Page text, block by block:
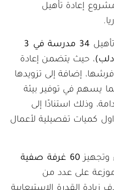
إعادة تأهيل
34 مدرسة في 3
، حيث يتضمن إعادة
إضافة إلى تزويدها
يسهم في توفير بيئة
وذلك استنادًا إلى
كميات تفصيلية لأعمال
60 غرفة صفية
على عدد من